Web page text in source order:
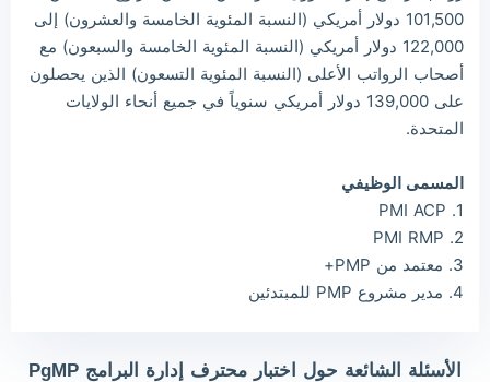
101,500 دولار أمريكي (النسبة المئوية الخامسة والعشرون) إلى
122,000 دولار أمريكي (النسبة المئوية الخامسة والسبعون) مع
أصحاب الرواتب الأعلى (النسبة المئوية التسعون) الذين يحصلون
على 139,000 دولار أمريكي سنوياً في جميع أنحاء الولايات
المتحدة.
المسمى الوظيفي
1. PMI ACP
2. PMI RMP
3. معتمد من PMP+
4. مدير مشروع PMP للمبتدئين
الأسئلة الشائعة حول اختبار محترف إدارة البرامج PgMP